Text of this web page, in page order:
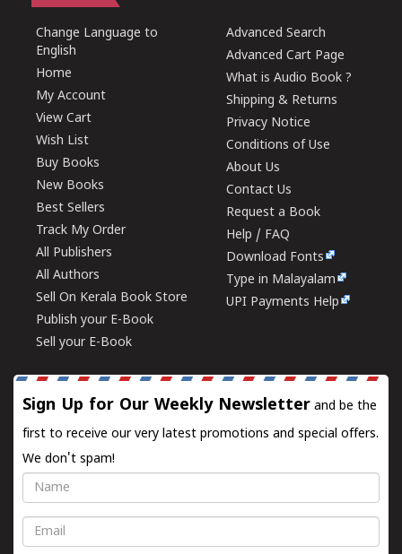
Change Language to
English
Home
My Account
View Cart
Wish List
Buy Books
New Books
Best Sellers
Track My Order
All Publishers
All Authors
Sell On Kerala Book Store
Publish your E-Book
Sell your E-Book
Advanced Search
Advanced Cart Page
What is Audio Book ?
Shipping & Returns
Privacy Notice
Conditions of Use
About Us
Contact Us
Request a Book
Help / FAQ
Download Fonts
Type in Malayalam
UPI Payments Help
Sign Up for Our Weekly Newsletter and be the
first to receive our very latest promotions and special offers.
We don't spam!
Name
Email